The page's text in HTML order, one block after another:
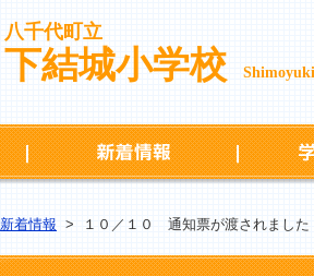
八千代町立
下結城小学校
学校概要 新着情報
新着情報 > １０／１０ 通知票が渡されました